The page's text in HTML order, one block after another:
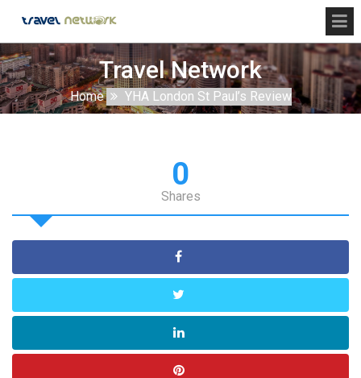
Travel Network
Home YHA London St Paul’s Review
0
Shares